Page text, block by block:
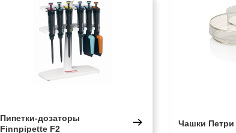
Пипетки-дозаторы
Finnpipette F2
Чашки